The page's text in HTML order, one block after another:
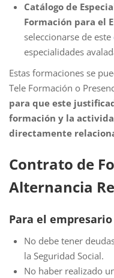
Catálogo de
Formación para el
seleccionarse de este
especialidades
Estas formaciones se
Tele Formación o
para que este
formación y la
directamente
Contrato de
Alternancia
Para el empresario
No debe tener
la Seguridad Social.
No haber realizado